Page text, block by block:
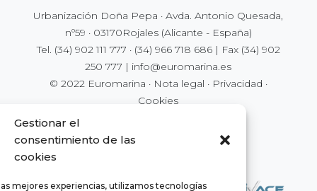
Gestionar el
consentimiento de las
cookies
mejores experiencias, utilizamos tecnologías
Urbanización Doña Pepa · Avda. Antonio Quesada,
nº59 · 03170Rojales (Alicante - España)
Tel. (34) 902 111 777 · (34) 966 718 686| Fax (34) 902
250 777 | info@euromarina.es
© 2022 Euromarina · Nota legal · Privacidad ·
Cookies